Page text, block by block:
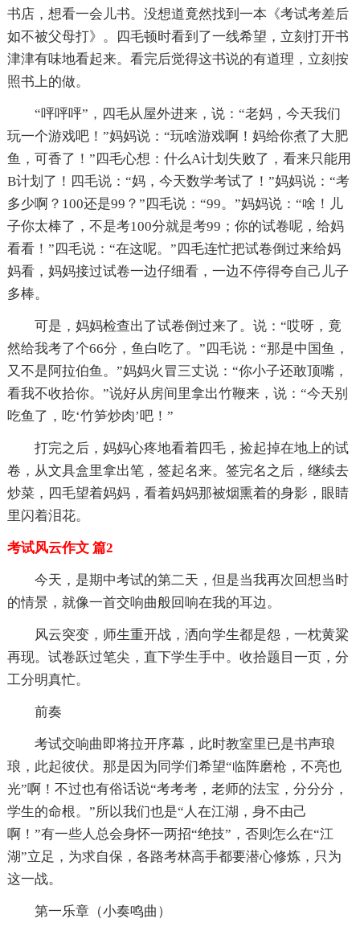
书店，想看一会儿书。没想道竟然找到一本《考试考差后
如不被父母打》。四毛顿时看到了一线希望，立刻打开书
津津有味地看起来。看完后觉得这书说的有道理，立刻按
照书上的做。
“呯呯呯”，四毛从屋外进来，说：“老妈，今天我们
玩一个游戏吧！”妈妈说：“玩啥游戏啊！妈给你煮了大肥
鱼，可香了！”四毛心想：什么A计划失败了，看来只能用
B计划了！四毛说：“妈，今天数学考试了！”妈妈说：“考
多少啊？100还是99？”四毛说：“99。”妈妈说：“啥！儿
子你太棒了，不是考100分就是考99；你的试卷呢，给妈
看看！”四毛说：“在这呢。”四毛连忙把试卷倒过来给妈
妈看，妈妈接过试卷一边仔细看，一边不停得夸自己儿子
多棒。
可是，妈妈检查出了试卷倒过来了。说：“哎呀，竟
然给我考了个66分，鱼白吃了。”四毛说：“那是中国鱼，
又不是阿拉伯鱼。”妈妈火冒三丈说：“你小子还敢顶嘴，
看我不收拾你。”说好从房间里拿出竹鞭来，说：“今天别
吃鱼了，吃‘竹笋炒肉’吧！”
打完之后，妈妈心疼地看着四毛，捡起掉在地上的试
卷，从文具盒里拿出笔，签起名来。签完名之后，继续去
炒菜，四毛望着妈妈，看着妈妈那被烟熏着的身影，眼睛
里闪着泪花。
考试风云作文 篇2
今天，是期中考试的第二天，但是当我再次回想当时
的情景，就像一首交响曲般回响在我的耳边。
风云突变，师生重开战，洒向学生都是怨，一枕黄粱
再现。试卷跃过笔尖，直下学生手中。收拾题目一页，分
工分明真忙。
前奏
考试交响曲即将拉开序幕，此时教室里已是书声琅
琅，此起彼伏。那是因为同学们希望“临阵磨枪，不亮也
光”啊！不过也有俗话说“考考考，老师的法宝，分分分，
学生的命根。”所以我们也是“人在江湖，身不由己
啊！”有一些人总会身怀一两招“绝技”，否则怎么在“江
湖”立足，为求自保，各路考林高手都要潜心修炼，只为
这一战。
第一乐章（小奏鸣曲）